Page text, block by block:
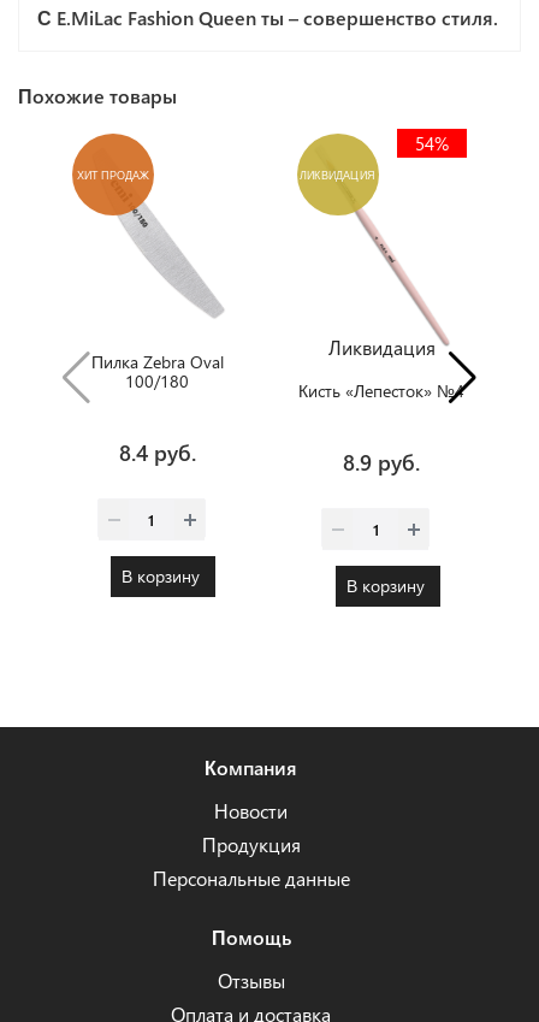
С E.MiLac Fashion Queen ты – совершенство стиля.
Похожие товары
ХИТ ПРОДАЖ
Пилка Zebra Oval
100/180
8.4 руб.
В корзину
Ликвидация
ЛИКВИДАЦИЯ
54%
Кисть «Лепесток» №4
8.9 руб.
В корзину
Компания
Новости
Продукция
Персональные данные
Помощь
Отзывы
Оплата и доставка